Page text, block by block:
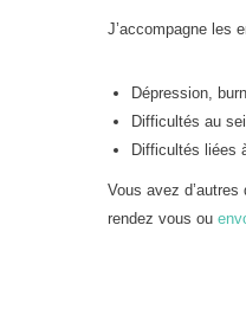
J’accompagne les
Dépression,
Difficultés au
Difficultés liées
Vous avez
rendez vous ou